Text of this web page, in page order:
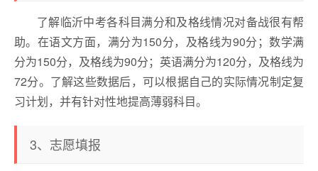
了解临沂中考各科目满分和及格线情况对备战很有帮
助。在语文方面，满分为150分，及格线为90分；数学满
分为150分，及格线为90分；英语满分为120分，及格线为
72分。了解这些数据后，可以根据自己的实际情况制定复
习计划，并有针对性地提高薄弱科目。
3、志愿填报